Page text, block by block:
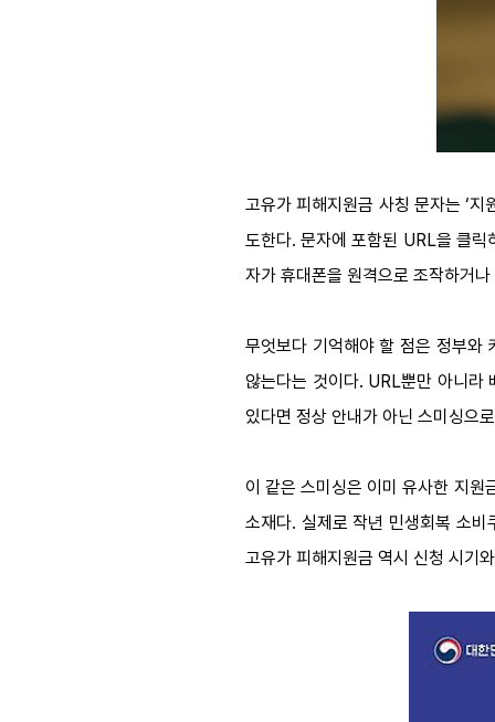
고유가 피해지원금 사칭 문자는 ‘지
도한다. 문자에 포함된 URL을 클릭
자가 휴대폰을 원격으로 조작하거
무엇보다 기억해야 할 점은 정부와
않는다는 것이다. URL뿐만 아니라
있다면 정상 안내가 아닌 스미싱으
이 같은 스미싱은 이미 유사한 지원
소재다. 실제로 작년 민생회복 소
고유가 피해지원금 역시 신청 시기